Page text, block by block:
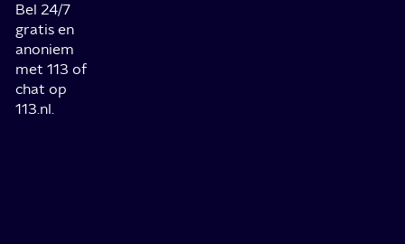
Bel 24/7
gratis en
anoniem
met 113 of
chat op
113.nl.